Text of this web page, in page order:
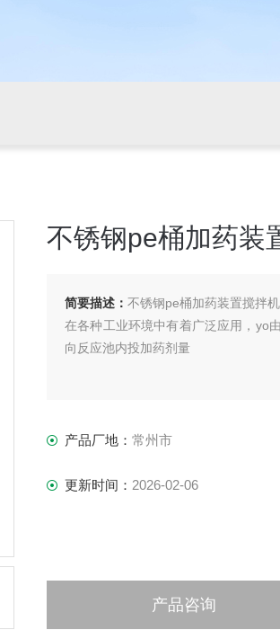
不锈钢pe桶加药装
简要描述： 不锈钢pe桶加药装置搅拌
在各种工业环境中有着广泛应用，yo
向反应池内投加药剂量
产品厂地： 常州市
更新时间： 2026-02-06
产品咨询